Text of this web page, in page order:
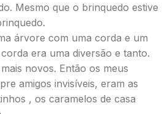
Mesmo que o brinquedo estive
árvore com uma corda e um
era uma diversão e tanto.
novos. Então os meus
amigos invisíveis, eram as
, os caramelos de casa